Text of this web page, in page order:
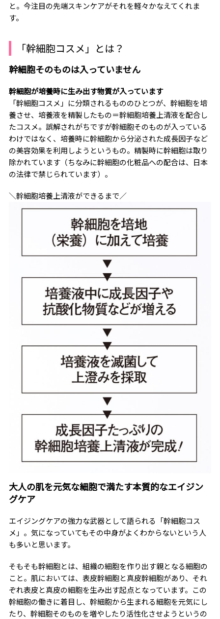
と。今注目の先端スキンケアがそれを軽々かなえてくれま
す。
「幹細胞コスメ」とは？
幹細胞そのものは入っていません
幹細胞が培養時に生み出す物質が入っています
「幹細胞コスメ」に分類されるもののひとつが、幹細胞を培
養させ、培養液を精製したもの＝幹細胞培養上清液を配合し
たコスメ。誤解されがちですが幹細胞そのものが入っている
わけではなく、培養時に幹細胞から分泌された成長因子など
の美容効果を利用しようというもの。精製時に幹細胞は取り
除かれています（ちなみに幹細胞の化粧品への配合は、日本
の法律で禁じられています）。
＼幹細胞培養上清液ができるまで／
大人の肌を元気な細胞で満たす本質的なエイジン
グケア
エイジングケアの強力な武器として語られる「幹細胞コス
メ」。気になっていてもその中身がよくわからないという人
も多いと思います。
そもそも幹細胞とは、組織の細胞を作り出す親となる細胞の
こと。肌においては、表皮幹細胞と真皮幹細胞があり、それ
ぞれ表皮と真皮の細胞を生み出す起点となっています。この
幹細胞の働きに着目し、幹細胞から生まれる細胞を元気にし
たり、幹細胞そのものを増やしたり活性化させようというの